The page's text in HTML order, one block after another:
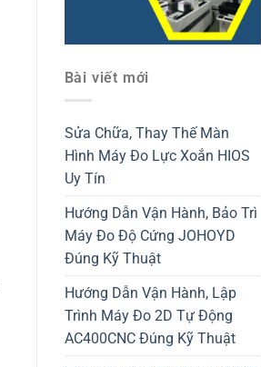
Bài viết mới
Sửa Chữa, Thay Thế Màn
Hình Máy Đo Lực Xoắn HIOS
Uy Tín
Hướng Dẫn Vận Hành, Bảo Trì
Máy Đo Độ Cứng JOHOYD
Đúng Kỹ Thuật
Hướng Dẫn Vận Hành, Lập
Trình Máy Đo 2D Tự Động
AC400CNC Đúng Kỹ Thuật